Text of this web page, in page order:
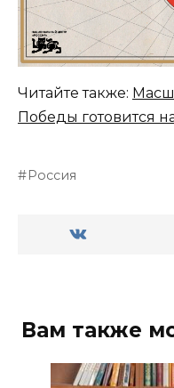
Читайте также:
Победы готовится
Россия
Вам также